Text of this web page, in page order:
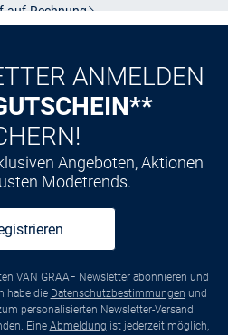
auf Rechnung
ANMELDEN
Angeboten, Aktionen
Modetrends.
VAN GRAAF Newsletter abonnieren und
habe die Datenschutzbestimmungen und
personalisierten Newsletter-Versand
Eine Abmeldung ist jederzeit möglich,